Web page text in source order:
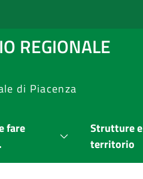
REGIONALE
di Piacenza
fare
Strutture e
territorio